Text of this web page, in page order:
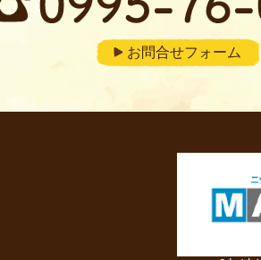
お問合せフォーム